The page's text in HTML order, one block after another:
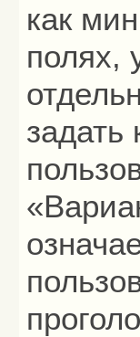
как
полях,
задать